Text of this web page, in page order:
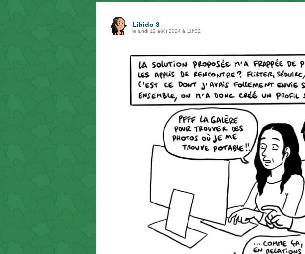
Libido 3
le lundi 12 août 2024 à 11h32